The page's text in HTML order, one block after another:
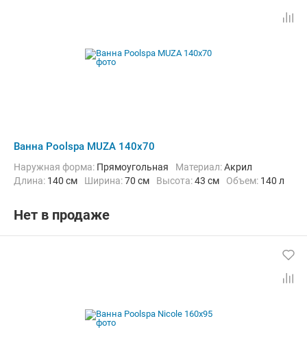
Ванна Poolspa MUZA 140x70
Наружная форма: Прямоугольная Материал:Акрил
Длина: 140 см Ширина:70 см Высота:43 см Объем: 140 л
Нет в продаже